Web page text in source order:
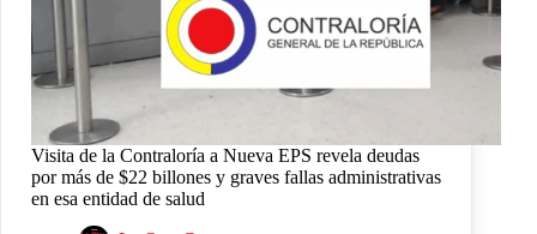
Visita de la Contraloría a Nueva EPS revela deudas
por más de $22 billones y graves fallas administrativas
en esa entidad de salud